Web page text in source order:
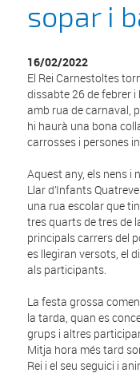
sopar i
16/02/2022
El Rei Carnestoltes
dissabte 26 de febrer
amb rua de carnaval,
hi haurà una bona
carrosses i persones
Aquest any, els nens i
Llar d’Infants
una rua escolar que
tres quarts de tres de
principals carrers del
es llegiran versots, el
als participants.
La festa grossa
la tarda, quan es
grups i altres
Mitja hora més tard
Rei i el seu seguici i